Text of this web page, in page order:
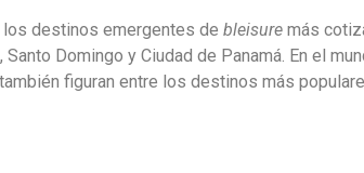
los destinos emergentes de bleisure más
Santo Domingo y Ciudad de Panamá. En el
figuran entre los destinos más